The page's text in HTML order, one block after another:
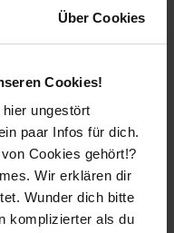
Über Cookies
Cookies!
ungestört
paar Infos für dich.
Cookies gehört!?
Wir erklären dir
Wunder dich bitte
komplizierter als du